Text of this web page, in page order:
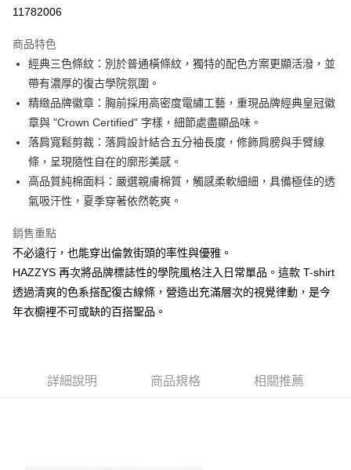
悠遊付
大哥付你分期
相關說明
【大哥付你分期使用說明】
1.本服務由台灣大哥大提供，台灣大哥大用戶可立即使用無須另外申請。
2.付款方式選擇「大哥付你分期」，訂單成立後會自動跳轉到大哥付的交易
流程，驗證手機門號後，選擇欲分期的期數、繳款截止日，確認付款後即完
成交易。
3.實際核准額度、可分期數及費用金額請依後續交易確認頁面所載為準。
4.訂單成立30分鐘內，如未前往確認交易或遇審核未通過，訂單將自動取
法說明評估內容。
1.分期款項不併入電信帳單，「大哥付你分期」於每月結算日後寄送繳費提
醒簡訊。
2.透過簡訊連結打開帳單後，可選擇「超商條碼／台灣大直營門市／銀行轉
帳／街口支付／iPASS MONEY」等通路繳費。
2.基於同意付款使用「大哥付你分期」之契約關係目的，商店將以您的個人
AFTEE先享後付
相關說明
【關於「AFTEE先享後付」】
AFTEE先享後付是「在收到商品之後才付款」的支付方式。 讓您購物簡單
便利好安心！
１．簡單：不需註冊會員、不需綁卡、不需儲值。
３．安心：先確認商品／服務後，再付款。
【「AFTEE先享後付」結帳流程】
１．於結帳方式選擇「AFTEE先享後付」後，將跳轉至「AFTEE先享後付」
結帳頁面，進行簡訊認證並確認金額後，即可完成結帳。
２．訂單成立數日內，您將收到繳費通知簡訊。
後付繳納相關費用。
ATM付款
全家取貨付款
付款後全家取貨
每筆NT$80，滿NT$2,000(含以上)免運費
11782006
商品特色
經典三色條紋：別於普通橫條紋，獨特的配色方案更顯活潑，並
帶有濃厚的復古學院氛圍。
精緻品牌徽章：胸前採用高密度電繡工藝，重現品牌經典皇冠徽
章與 "Crown Certified" 字樣，細節處盡顯品味。
落肩寬鬆剪裁：落肩設計結合五分袖長度，修飾肩膀與手臂線
條，呈現隨性自在的廓形美感。
高品質純棉面料：嚴選親膚棉質，觸感柔軟細細，具備極佳的透
氣吸汗性，夏季穿著依然乾爽。
銷售重點
不必遠行，也能穿出倫敦街頭的率性與優雅。
HAZZYS 再次將品牌標誌性的學院風格注入日常單品。這款 T-shirt
透過清爽的色系搭配復古線條，營造出充滿層次的視覺律動，是今
年衣櫥裡不可或缺的百搭聖品。
詳細說明 商品規格 相關推薦